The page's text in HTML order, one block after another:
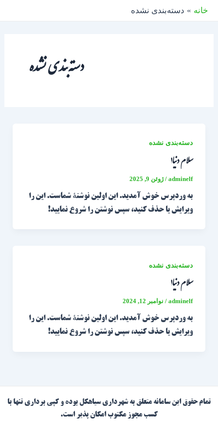
پرشخانه دسته‌بندی نشده
دسته‌بندی نشده
دسته‌بندی نشده
سلام دنیا!
adminelf
/ژوئن 9, 2025
به وردپرس خوش آمدید. این اولین نوشتهٔ شماست. این را
ویرایش یا حذف کنید، سپس نوشتن را شروع نمایید!
دسته‌بندی نشده
سلام دنیا!
adminelf
/ نوامبر 12, 2024
به وردپرس خوش آمدید. این اولین نوشتهٔ شماست. این را
ویرایش یا حذف کنید، سپس نوشتن را شروع نمایید!
تمام حقوق این سامانه متعلق به شهرداری سیاهکل بوده و کپی برداری تنها با
کسب مجوز مکتوب امکان پذیر است.